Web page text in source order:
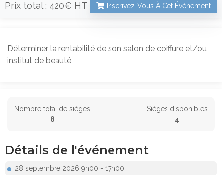
Prix total : 420€ Inscrivez-Vous À Cet Événement
Déterminer la rentabilité de son salon de coiffure et/ou
institut de beauté
Nombre total de sièges
8
Sièges disponibles
4
Détails de l'événement
28 septembre 2026 9h00 - 17h00